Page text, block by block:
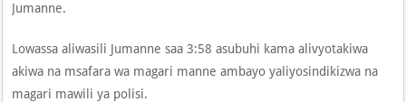
Jumanne.
Lowassa aliwasili Jumanne saa 3:58 asubuhi kama alivyotakiwa
akiwa na msafara wa magari manne ambayo yaliyosindikizwa na
magari mawili ya polisi.